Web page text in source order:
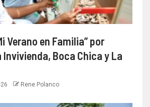
Verano en Familia” por
Invivienda, Boca Chica y La
Rene Polanco